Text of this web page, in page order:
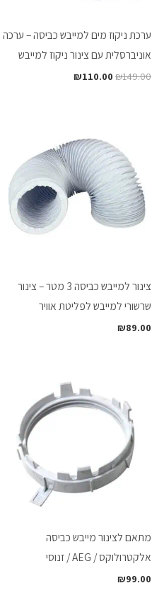
ערכת ניקוז מים למייבש כביסה – ערכה
אוניברסלית עם צינור ניקוז למייבש
₪149.00
₪110.00
צינור למייבש כביסה 3 מטר – צינור
שרשורי למייבש לפליטת אוויר
₪89.00
מתאם לצינור מייבש כביסה
אלקטרולוקס / AEG / זנוסי
₪99.00